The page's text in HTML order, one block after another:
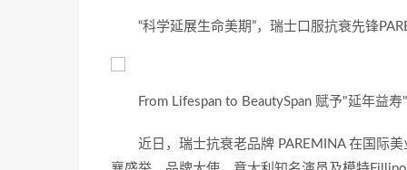
“科学延展生命美期”，瑞士口服抗衰先锋
From Lifespan to BeautySpan 赋予"延年益
近日，瑞士抗衰老品牌 PAREMINA 在国际